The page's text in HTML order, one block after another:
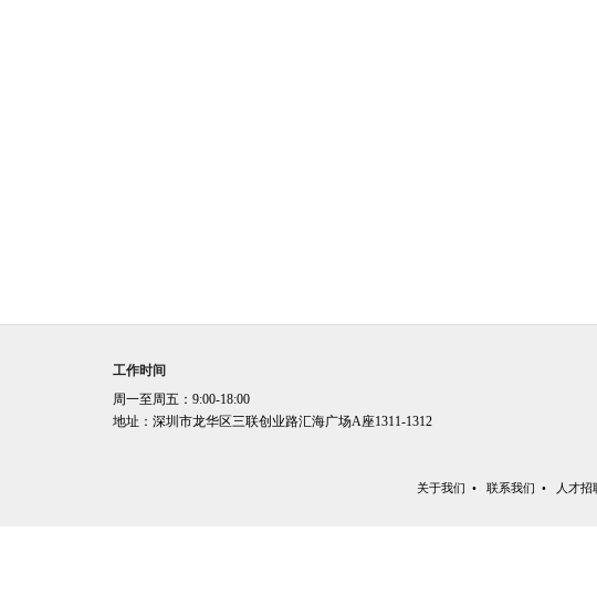
工作时间
周一至周五：9:00-18:00
地址：深圳市龙华区三联创业路汇海广场A座1311-1312
关于我们 • 联系我们 • 人才招